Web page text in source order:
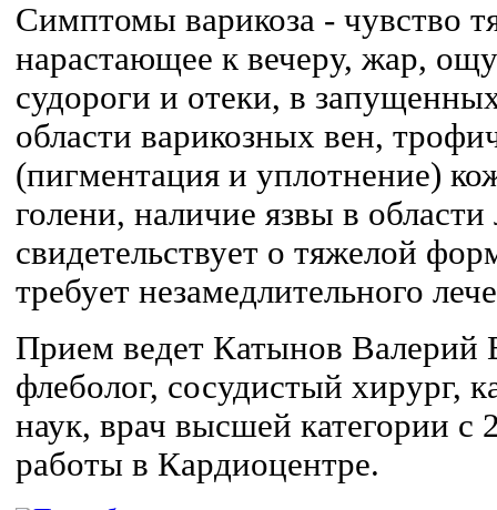
Симптомы варикоза - чувство
нарастающее к вечеру, жар,
судороги и отеки, в
области варикозных вен,
(пигментация и уплотнение)
голени, наличие язвы в
свидетельствует о тяжелой
требует незамедлительного
Прием ведет Катынов Валерий
флеболог, сосудистый хирург,
наук, врач высшей категории
работы в Кардиоцентре.